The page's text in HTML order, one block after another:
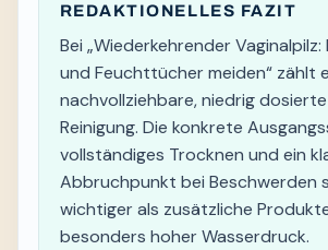
REDAKTIONELLES FAZIT
Bei „Wiederkehrender
und Feuchttücher meiden“ zählt
nachvollziehbare, niedrig
Reinigung. Die konkrete
vollständiges Trocknen und ein
Abbruchpunkt bei Beschwerden
wichtiger als zusätzliche
besonders hoher Wasserdruck.